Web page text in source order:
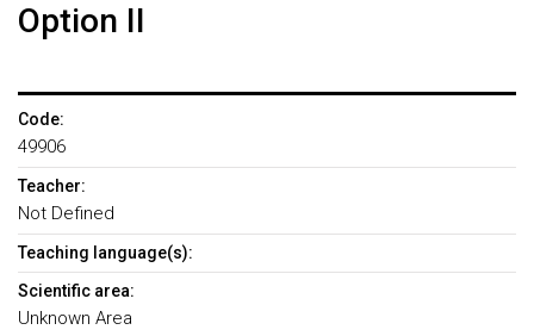
Option II
Code:
49906
Teacher:
Not Defined
Teaching language(s):
Scientific area:
Unknown Area